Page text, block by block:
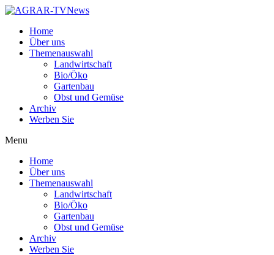
Home
Über uns
Themenauswahl
Landwirtschaft
Bio/Öko
Gartenbau
Obst und Gemüse
Archiv
Werben Sie
Menu
Home
Über uns
Themenauswahl
Landwirtschaft
Bio/Öko
Gartenbau
Obst und Gemüse
Archiv
Werben Sie